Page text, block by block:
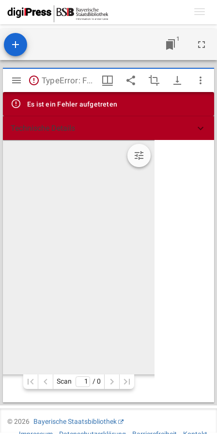
1
Mirador
Viewer
TypeError: Failed to fetch
Es ist ein Fehler aufgetreten
Technische Details
Scan / 0
©2026
Bayerische Staatsbibliothek